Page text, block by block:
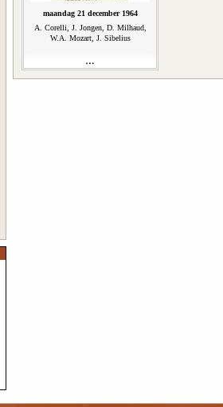
maandag 21 december 1964
A. Corelli, J. Jongen, D. Milhaud,
W.A. Mozart, J. Sibelius